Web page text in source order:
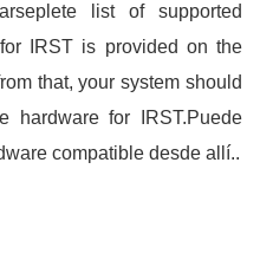
list of supported
IRST is provided on the
that, your system should
hardware for IRST.Puede
compatible desde allí..